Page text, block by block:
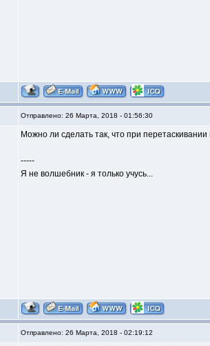
Отправлено: 26 Марта, 2018 - 01:56:30
Можно ли сделать так, что при
-----
Я не волшебник - я только учусь...
Отправлено: 26 Марта, 2018 - 02:19:12